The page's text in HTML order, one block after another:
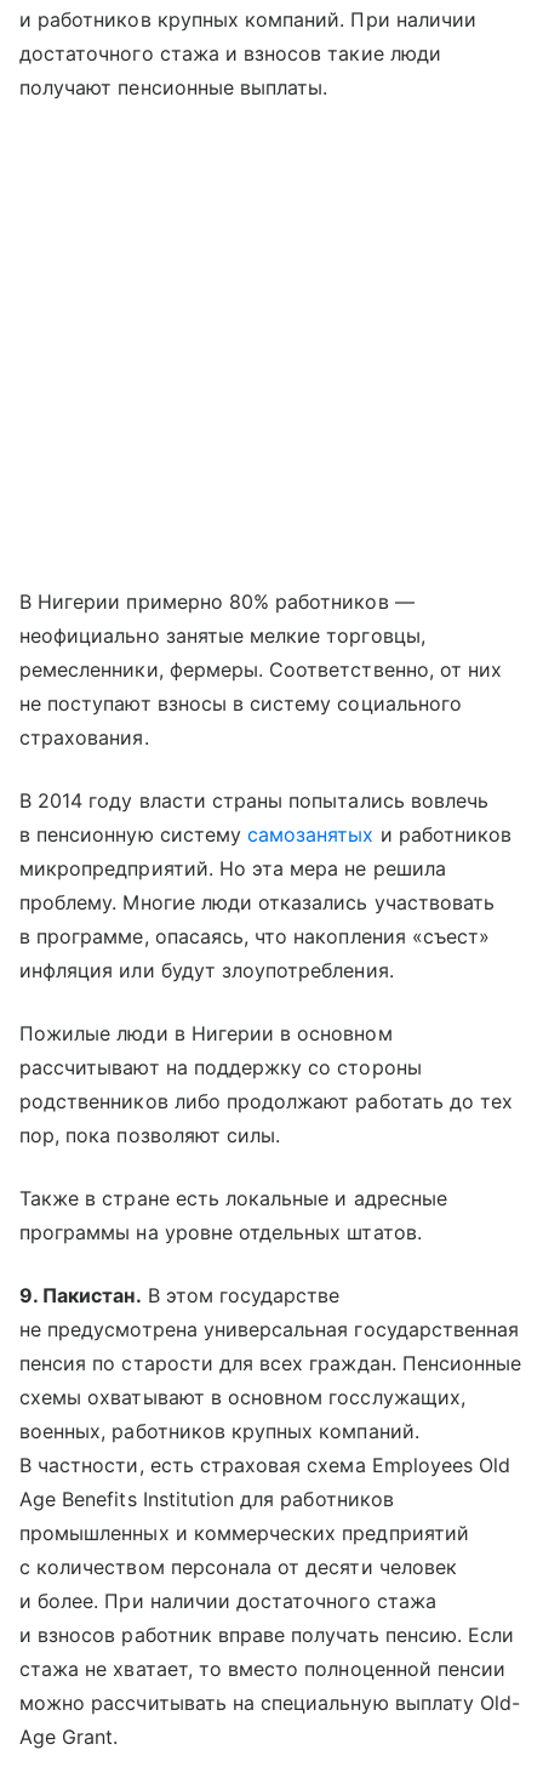
и работников крупных компаний. При наличии
достаточного стажа и взносов такие люди
получают пенсионные выплаты.
В Нигерии примерно 80% работников —
неофициально занятые мелкие торговцы,
ремесленники, фермеры. Соответственно, от них
не поступают взносы в систему социального
страхования.
В 2014 году власти страны попытались вовлечь
в пенсионную системусамозанятых и работников
микропредприятий. Но эта мера не решила
проблему. Многие люди отказались участвовать
в программе, опасаясь, что накопления «съест»
инфляция или будут злоупотребления.
Пожилые люди в Нигерии в основном
рассчитывают на поддержку со стороны
родственников либо продолжают работать до тех
пор, пока позволяют силы.
Также в стране есть локальные и адресные
программы на уровне отдельных штатов.
9. Пакистан. В этом государстве
не предусмотрена универсальная государственная
пенсия по старости для всех граждан. Пенсионные
схемы охватывают в основном госслужащих,
военных, работников крупных компаний.
В частности, есть страховая схема Employees Old
Age Benefits Institution для работников
промышленных и коммерческих предприятий
с количеством персонала от десяти человек
и более. При наличии достаточного стажа
и взносов работник вправе получать пенсию. Если
стажа не хватает, то вместо полноценной пенсии
можно рассчитывать на специальную выплату Old-
Age Grant.